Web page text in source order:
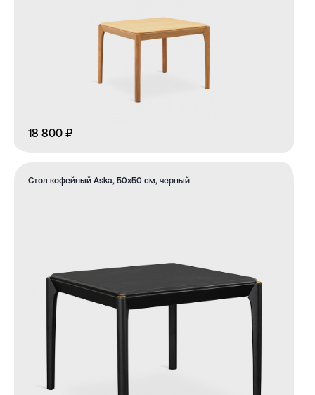
18 800 ₽
Стол кофейный Aska, 50х50 см, черный